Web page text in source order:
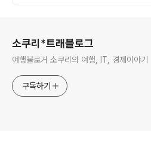
소쿠리*트래블로그
여행블로거 소쿠리의 여행, IT, 경제이야기
구독하기